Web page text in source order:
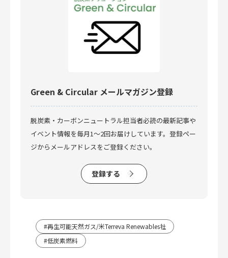
Green & Circular メールマガジン登録
脱炭素・カーボンニュートラル担当者必読の最新記事や
イベント情報を毎月1〜2回お届けしています。登録ペー
ジからメールアドレスをご登録ください。
登録する
再生可能天然ガス/米Terreva Renewables社
低炭素燃料